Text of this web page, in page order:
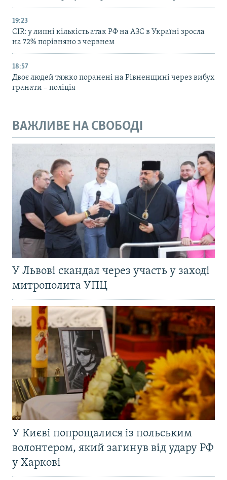
19:23
CIR: у липні кількість атак РФ на АЗС в Україні зросла
на 72% порівняно з червнем
18:57
Двоє людей тяжко поранені на Рівненщині через вибух
гранати – поліція
ВАЖЛИВЕ НА СВОБОДІ
У Львові скандал через участь у заході
митрополита УПЦ
У Києві попрощалися із польським
волонтером, який загинув від удару РФ
у Харкові